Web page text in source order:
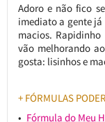
Adoro e não fico
imediato a gente
macios.
vão melhorando
gosta: lisinhos e
+ FÓRMULAS
Fórmula do Meu